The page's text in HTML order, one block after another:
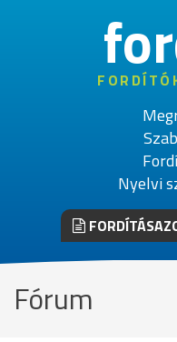
Nyelvi
Fórum